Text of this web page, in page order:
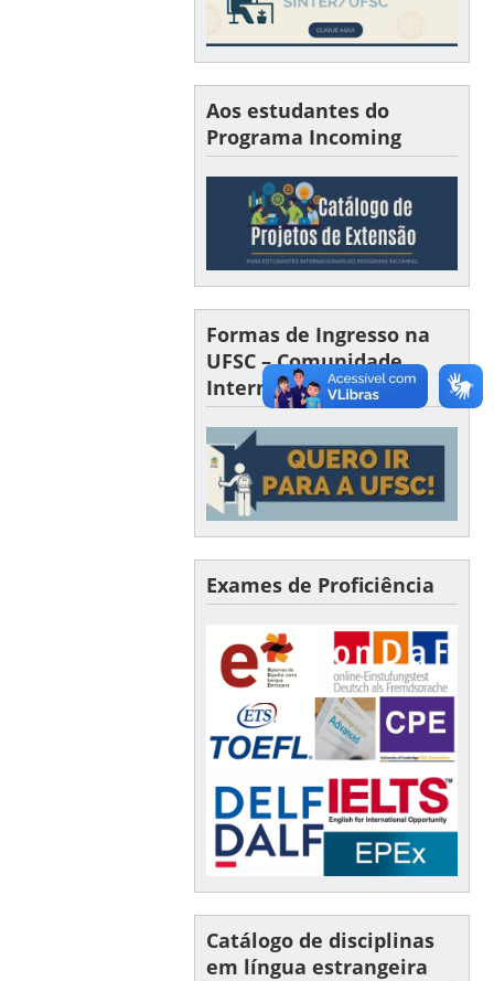
Aos estudantes do
Programa Incoming
Formas de Ingresso na
UFSC – Comunidade
Internacional
Exames de Proficiência
Catálogo de disciplinas
em língua estrangeira